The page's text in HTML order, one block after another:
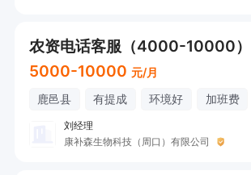
农资电话客服（4000-10000）
5000-10000 元/月
鹿邑县 有提成 环境好 加班费
刘经理
康补森生物科技（周口）有限公司